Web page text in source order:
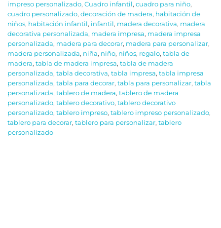
impreso personalizado, Cuadro infantil, cuadro para niño,
cuadro personalizado, decoración de madera, habitación de
niños, habitación infantil, infantil, madera decorativa, madera
decorativa personalizada, madera impresa, madera impresa
personalizada, madera para decorar, madera para personalizar,
madera personalizada, niña, niño, niños, regalo, tabla de
madera, tabla de madera impresa, tabla de madera
personalizada, tabla decorativa, tabla impresa, tabla impresa
personalizada, tabla para decorar, tabla para personalizar, tabla
personalizada, tablero de madera, tablero de madera
personalizado, tablero decorativo, tablero decorativo
personalizado, tablero impreso, tablero impreso personalizado,
tablero para decorar, tablero para personalizar, tablero
personalizado